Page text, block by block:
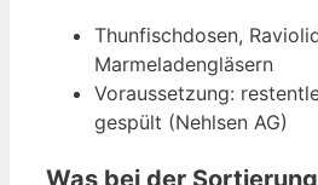
Thunfischdosen,
Marmeladengläsern
Voraussetzung:
gespült (Nehlsen AG)
Was bei der